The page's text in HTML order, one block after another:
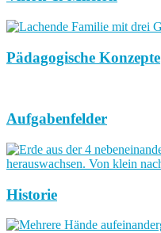
Pädagogische Konzepte
Aufgabenfelder
Historie